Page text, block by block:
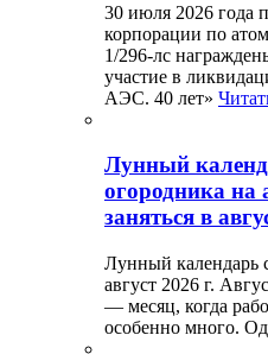
30 июля 2026 года
корпорации по
1/296-лс
участие в
АЭС. 40 лет»
Лунный
огородника на
заняться в
Лунный календарь
август 2026 г.
— месяц, когда
особенно много.